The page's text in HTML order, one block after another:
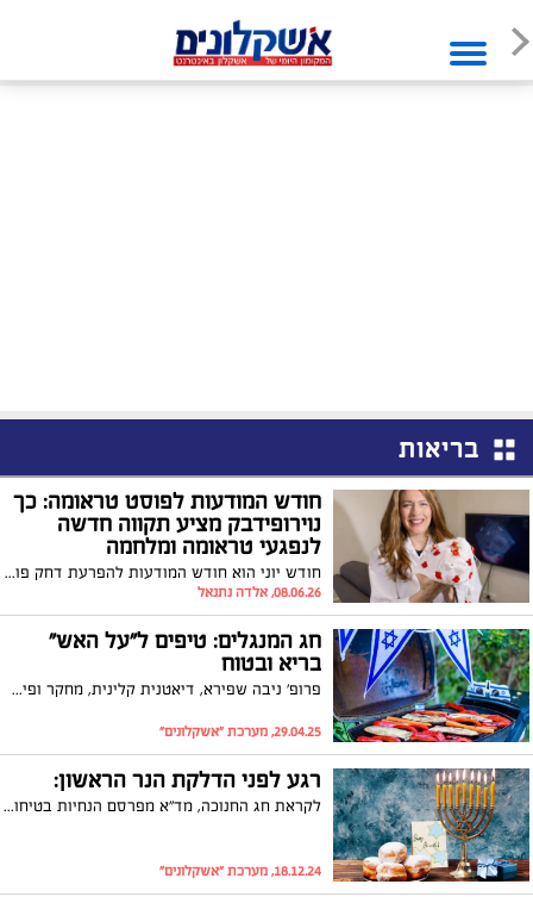
בריאות
חודש המודעות לפוסט טראומה: כך
נוירופידבק מציע תקווה חדשה
לנפגעי טראומה ומלחמה
חודש יוני הוא חודש המודעות להפרעת דחק פוסט טראומטית (PTSD) • מחקרים עדכניים מצביעים על היכולת לאמן את המוח מחדש, להפחית תסמיני פוסט-טראומה ולהחזיר שליטה לחיים - גם אחרי החוויות הקשות ביותר
08.06.26, אלדה נתנאל
חג המנגלים: טיפים ל"על האש"
בריא ובטוח
פרופ' ניבה שפירא, דיאטנית קלינית, מחקר ופיתוח ומייסדת החוג לתזונה במכללה האקדמית אשקלון, עם טיפים לארוחת "על האש" בריאה ביום העצמאות 2025.
29.04.25, מערכת "אשקלונים"
רגע לפני הדלקת הנר הראשון:
לקראת חג החנוכה, מד"א מפרסם הנחיות בטיחות והמלצות שיסייעו לכולנו לעבור את החג בשלום, שמחה והנאה.
18.12.24, מערכת "אשקלונים"